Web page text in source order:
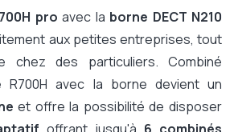
pro avec la borne DECT N210
aux petites entreprises, tout
chez des particuliers. Combiné
R700H avec la borne devient un
et offre la possibilité de disposer